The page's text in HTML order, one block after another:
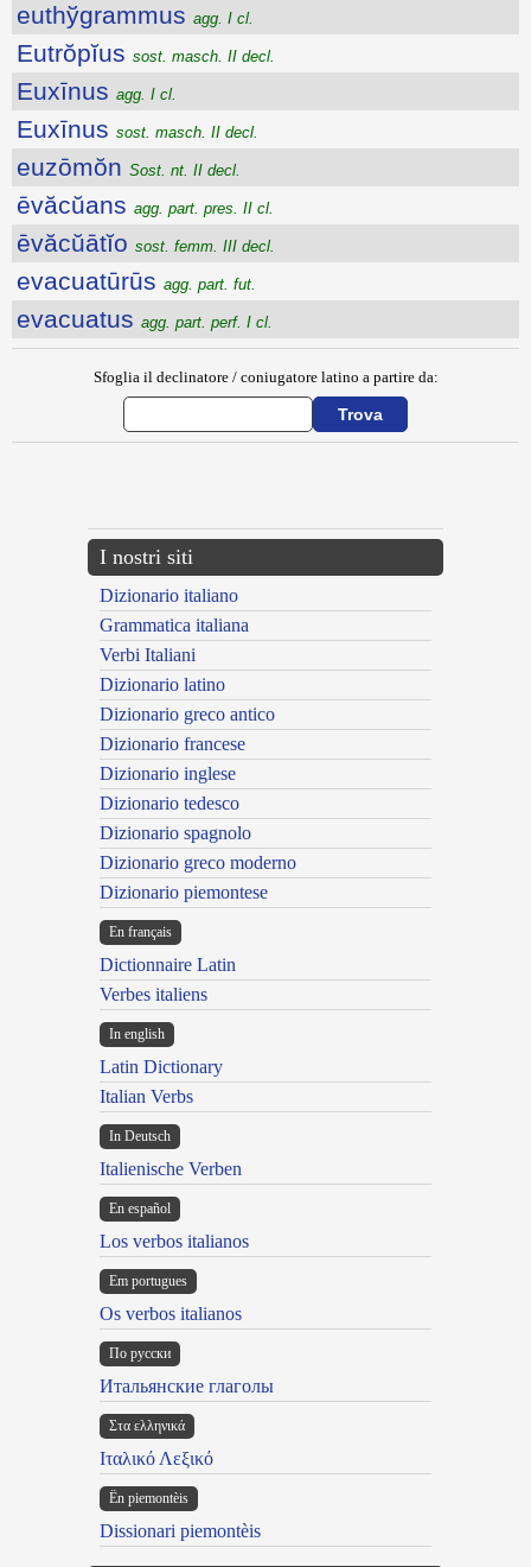
euthўgrammus agg. I cl.
Eutrŏpĭus sost. masch. II decl.
Euxīnus agg. I cl.
Euxīnus sost. masch. II decl.
euzōmŏn Sost. nt. II decl.
ēvăcŭans agg. part. pres. II cl.
ēvăcŭātĭo sost. femm. III decl.
evacuatūrūs agg. part. fut.
evacuatus agg. part. perf. I cl.
Sfoglia il declinatore / coniugatore latino a partire da:
I nostri siti
Dizionario italiano
Grammatica italiana
Verbi Italiani
Dizionario latino
Dizionario greco antico
Dizionario francese
Dizionario inglese
Dizionario tedesco
Dizionario spagnolo
Dizionario greco moderno
Dizionario piemontese
En français
Dictionnaire Latin
Verbes italiens
In english
Latin Dictionary
Italian Verbs
In Deutsch
Italienische Verben
En español
Los verbos italianos
Em portugues
Os verbos italianos
По русски
Итальянские глаголы
Στα ελληνικά
Ιταλικό Λεξικό
Ën piemontèis
Dissionari piemontèis